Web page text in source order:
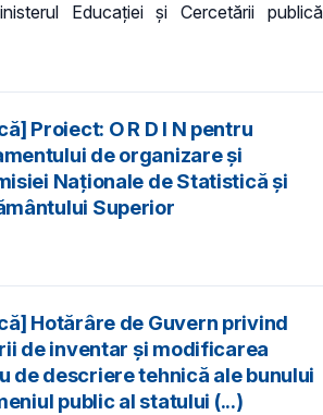
Educaţiei și Cercetării publică
Proiect: O R D I N pentru
de organizare şi
Naţionale de Statistică şi
Superior
Hotărâre de Guvern privind
de inventar și modificarea
de descriere tehnică ale bunului
public al statului (...)